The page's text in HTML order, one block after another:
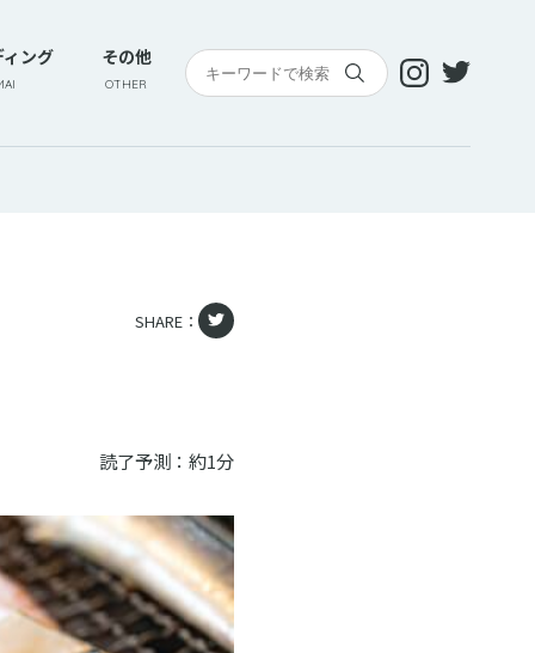
ング その他
OTHER
SHARE：
読了予測：約1分